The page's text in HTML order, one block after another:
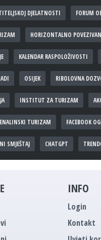
DJELATNOSTI FORUM
HORIZONTALNO
KALENDAR RASPOLOŽIVOSTI
OSIJEK RIBOLOVNA
INSTITUT ZA TURIZAM
TURIZAM FACEBOOK
SMJEŠTAJ CHATGPT
INFO
Login
Kontakt